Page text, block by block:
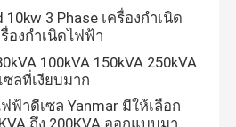
3 Phase เครื่องกำเนิด
องกำเนิดไฟฟ้า
100kVA 150kVA 250kVA
ซลที่เงียบมาก
ฟ้าดีเซล Yanmar มีให้เลือก